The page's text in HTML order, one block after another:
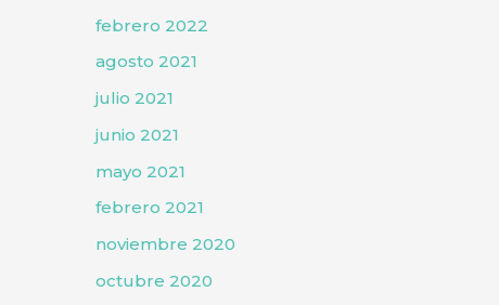
febrero 2022
agosto 2021
julio 2021
junio 2021
mayo 2021
febrero 2021
noviembre 2020
octubre 2020